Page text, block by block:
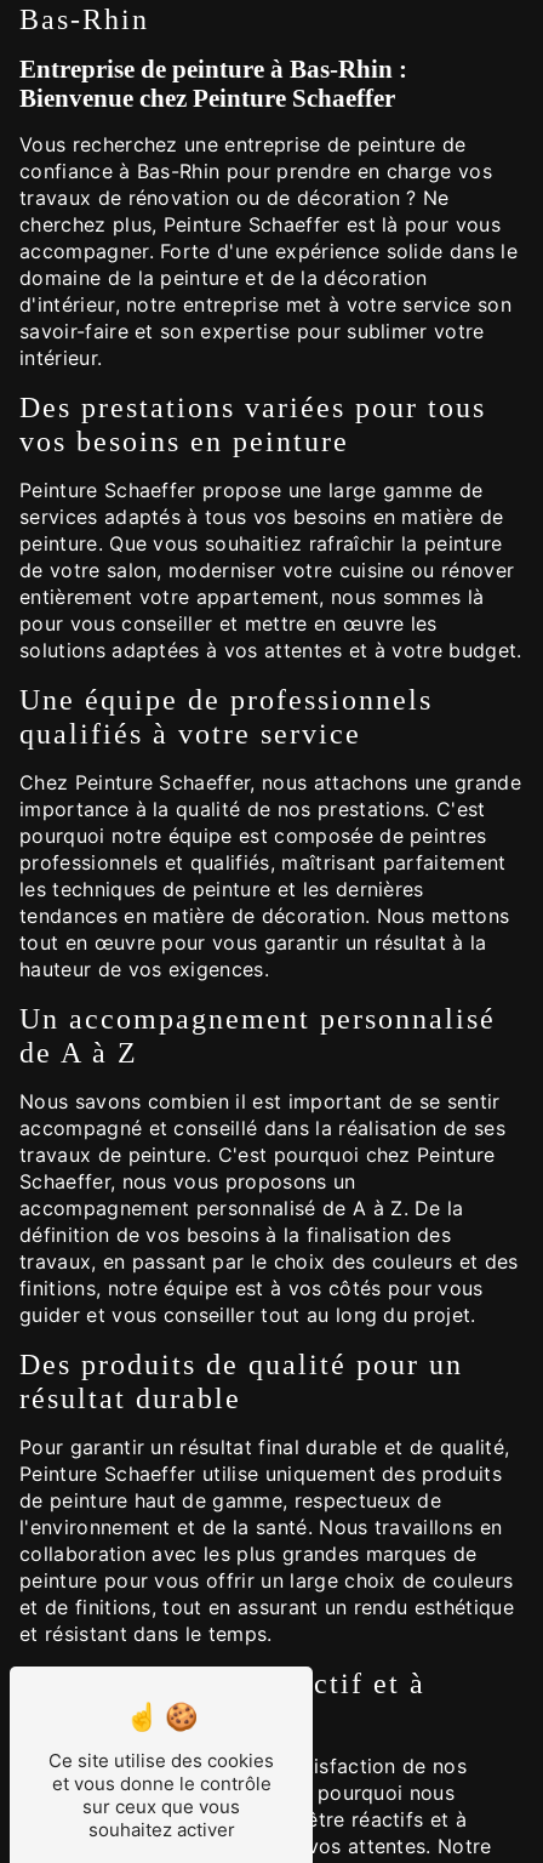
Bas-Rhin
Entreprise de peinture à Bas-Rhin :
Bienvenue chez Peinture Schaeffer
Vous recherchez une entreprise de peinture de
confiance à Bas-Rhin pour prendre en charge vos
travaux de rénovation ou de décoration ? Ne
cherchez plus, Peinture Schaeffer est là pour vous
accompagner. Forte d'une expérience solide dans le
domaine de la peinture et de la décoration
d'intérieur, notre entreprise met à votre service son
savoir-faire et son expertise pour sublimer votre
intérieur.
Des prestations variées pour tous
vos besoins en peinture
Peinture Schaeffer propose une large gamme de
services adaptés à tous vos besoins en matière de
peinture. Que vous souhaitiez rafraîchir la peinture
de votre salon, moderniser votre cuisine ou rénover
entièrement votre appartement, nous sommes là
pour vous conseiller et mettre en œuvre les
solutions adaptées à vos attentes et à votre budget.
Une équipe de professionnels
qualifiés à votre service
Chez Peinture Schaeffer, nous attachons une grande
importance à la qualité de nos prestations. C'est
pourquoi notre équipe est composée de peintres
professionnels et qualifiés, maîtrisant parfaitement
les techniques de peinture et les dernières
tendances en matière de décoration. Nous mettons
tout en œuvre pour vous garantir un résultat à la
hauteur de vos exigences.
Un accompagnement personnalisé
de A à Z
Nous savons combien il est important de se sentir
accompagné et conseillé dans la réalisation de ses
travaux de peinture. C'est pourquoi chez Peinture
Schaeffer, nous vous proposons un
accompagnement personnalisé de A à Z. De la
définition de vos besoins à la finalisation des
travaux, en passant par le choix des couleurs et des
finitions, notre équipe est à vos côtés pour vous
guider et vous conseiller tout au long du projet.
Des produits de qualité pour un
résultat durable
Pour garantir un résultat final durable et de qualité,
Peinture Schaeffer utilise uniquement des produits
de peinture haut de gamme, respectueux de
l'environnement et de la santé. Nous travaillons en
collaboration avec les plus grandes marques de
peinture pour vous offrir un large choix de couleurs
et de finitions, tout en assurant un rendu esthétique
et résistant dans le temps.
Un service client réactif et à
Chez Peinture Schaeffer, la satisfaction de nos
clients est notre priorité. C'est pourquoi nous
mettons un point d'honneur à être réactifs et à
l'écoute de vos besoins et de vos attentes. Notre
Ce site utilise des cookies
et vous donne le contrôle
sur ceux que vous
souhaitez activer